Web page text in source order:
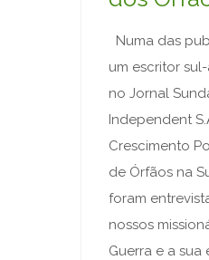
Numa das
um escritor
no Jornal
Independent
Crescimento
de Órfãos na
foram
nossos
Guerra e a sua